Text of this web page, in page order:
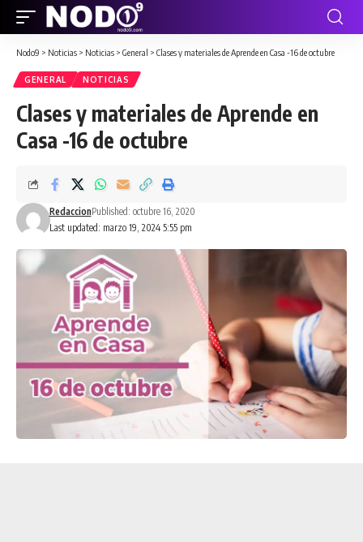
Nodo9 > Noticias > Noticias > General > Clases y materiales de Aprende en Casa -16 de octubre
GENERAL NOTICIAS
Clases y materiales de Aprende en
Casa -16 de octubre
Last updated: marzo 19, 2024 5:55 pm
RedaccionPublished: octubre 16, 2020